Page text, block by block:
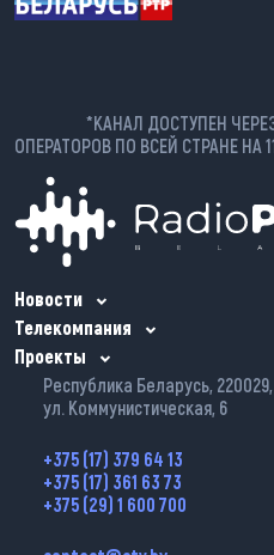
*КАНАЛ ДОСТУПЕН
ОПЕРАТОРОВ ПО ВСЕЙ СТРАНЕ НА
Новости
Телекомпания
Проекты
Республика Беларусь,
ул. Коммунистическая, 6
+375 (17) 379 64 13
+375 (17) 361 63 73
+375 (29) 1 600 700